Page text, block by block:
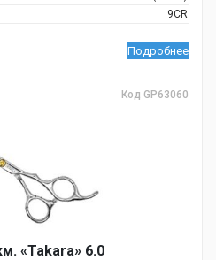
9CR
Подробнее
Код GP63060
«Takara» 6.0